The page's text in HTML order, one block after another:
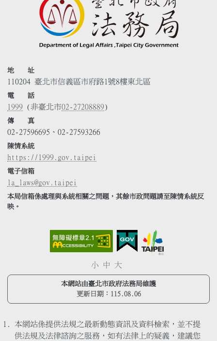
地 址
110204 臺北市信義區市府路1號8樓東北區
電 話
1999 (非臺北市02-27208889)
傳 真
02-27596695、02-27593266
陳情系統
https://1999.gov.taipei
電子信箱
la_laws@gov.taipei
本局信箱係處理與系統相關之問題，其餘市政問題請至陳情系統反
映。
小 中 大
本網站由臺北市政府法務局維護
更新日期： 115.08.06
本網站係提供法規之最新動態資訊及資料檢索，並不提
供法規及法律諮詢之服務，如有法律上的疑義，建議您